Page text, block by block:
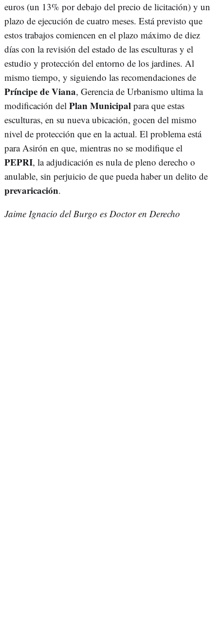
euros (un 13% por debajo del precio de licitación) y un
plazo de ejecución de cuatro meses. Está previsto que
estos trabajos comiencen en el plazo máximo de diez
días con la revisión del estado de las esculturas y el
estudio y protección del entorno de los jardines. Al
mismo tiempo, y siguiendo las recomendaciones de
Príncipe de Viana, Gerencia de Urbanismo ultima la
modificación del Plan Municipal para que estas
esculturas, en su nueva ubicación, gocen del mismo
nivel de protección que en la actual. El problema está
para Asirón en que, mientras no se modifique el
PEPRI, la adjudicación es nula de pleno derecho o
anulable, sin perjuicio de que pueda haber un delito de
prevaricación.
Jaime Ignacio del Burgo es Doctor en Derecho